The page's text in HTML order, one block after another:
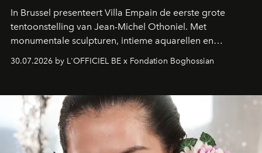
In Brussel presenteert Villa Empain de eerste grote
tentoonstelling van Jean-Michel Othoniel. Met
monumentale sculpturen, intieme aquarellen en
fonkelend Murano-glas creëert de Franse kunstenaar
een emotionele reis waarin elk werk de herinnering
moment van verwondering.
30.07.2026 by L'OFFICIEL BE x Fondation Boghossian